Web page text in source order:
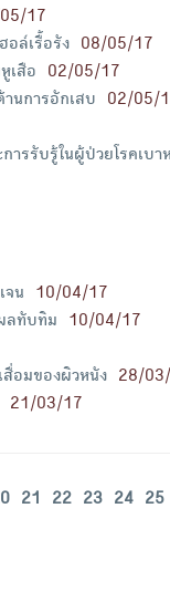
17
อล์เรื้อรัง
08/05/17
เสือ
02/05/17
นการอักเสบ
02/05/
รรับรู้ในผู้ป่วยโรคเบา
จน
10/04/17
ลทับทิม
10/04/17
สื่อมของผิวหนัง
28/
21/03/17
21 22 23 24 25